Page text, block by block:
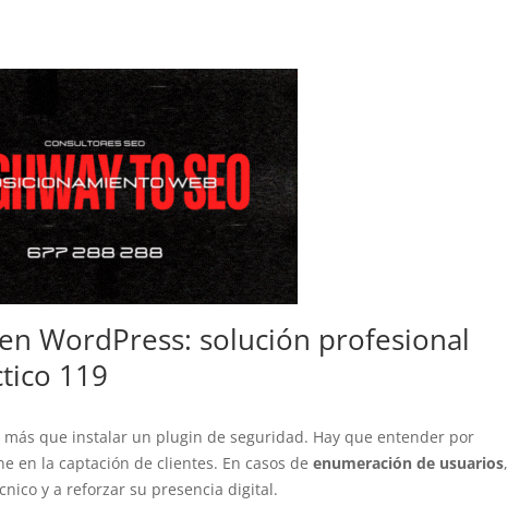
WordPress: solución profesional
119
más que instalar un plugin de seguridad. Hay que entender por
en la captación de clientes. En casos deenumeración de usuarios,
y a reforzar su presencia digital.